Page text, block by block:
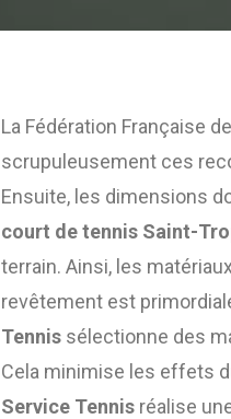
La Fédération Française
scrupuleusement ces
Ensuite, les dimensions
court de tennis Saint-
terrain. Ainsi, les
revêtement est
Tennis sélectionne des
Cela minimise les effets
Service Tennis réalise